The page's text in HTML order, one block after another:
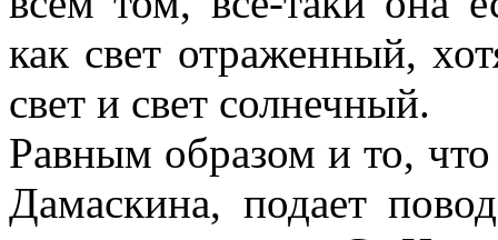
как свет отраженный,
свет и свет солнечный.
Равным образом и то,
Дамаскина, подает